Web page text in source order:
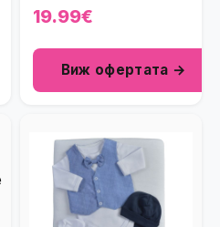
празнична кутия
19.99€
Виж офертата →